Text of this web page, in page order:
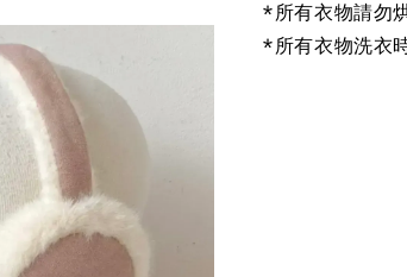
*所有衣物請勿
*所有衣物洗衣